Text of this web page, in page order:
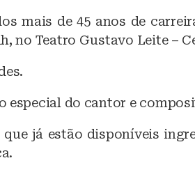
mais de 45 anos de
no Teatro Gustavo Leite –
especial do cantor e
já estão disponíveis